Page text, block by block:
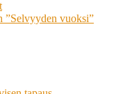
”Selvyyden vuoksi”